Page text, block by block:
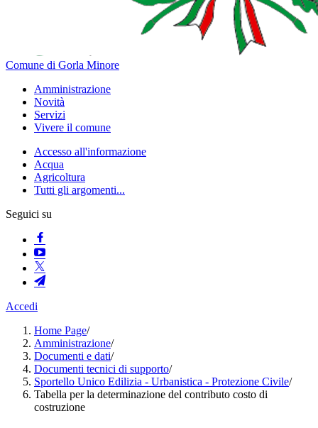
Comune di Gorla Minore
Amministrazione
Novità
Servizi
Vivere il comune
Accesso all'informazione
Acqua
Agricoltura
Tutti gli argomenti...
Seguici su
Accedi
Home Page/
Amministrazione/
Documenti e dati/
Documenti tecnici di supporto/
Sportello Unico Edilizia - Urbanistica - Protezione Civile/
Tabella per la determinazione del contributo costo di
costruzione